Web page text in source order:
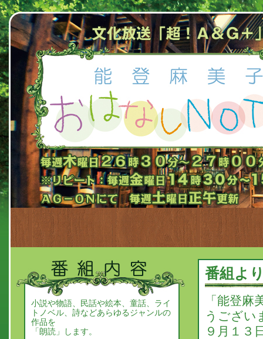
番組よ
「能登
うござい
９月１３
小説や物語、民話や絵本、童話、ライ
トノベル、詩などあらゆるジャンルの
作品を
「朗読」します。